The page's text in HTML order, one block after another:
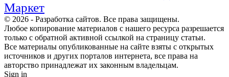
Маркет
© 2026 - Разработка сайтов. Все права защищены.
Любое копирование материалов с нашего ресурса разрешается
только с обратной активной ссылкой на страницу статьи.
Все материалы опубликованные на сайте взяты с открытых
источников и других порталов интернета, все права на
авторство принадлежат их законным владельцам.
Sign in